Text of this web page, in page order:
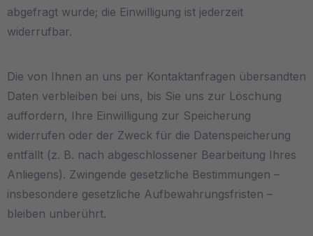
abgefragt wurde; die Einwilligung ist jederzeit
widerrufbar.
Die von Ihnen an uns per Kontaktanfragen übersandten
Daten verbleiben bei uns, bis Sie uns zur Löschung
auffordern, Ihre Einwilligung zur Speicherung
widerrufen oder der Zweck für die Datenspeicherung
entfällt (z. B. nach abgeschlossener Bearbeitung Ihres
Anliegens). Zwingende gesetzliche Bestimmungen –
insbesondere gesetzliche Aufbewahrungsfristen –
bleiben unberührt.